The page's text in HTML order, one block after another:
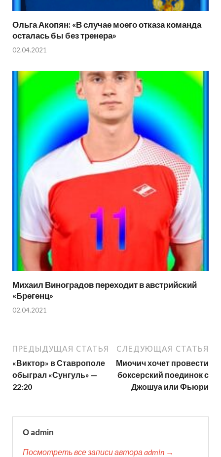
Ольга Акопян: «В случае моего отказа команда
осталась бы без тренера»
02.04.2021
Михаил Виноградов переходит в австрийский
«Брегенц»
02.04.2021
ПРЕДЫДУЩАЯ СТАТЬЯ
«Виктор» в Ставрополе
обыграл «Сунгуль» —
22:20
СЛЕДУЮЩАЯ СТАТЬЯ
Миочич хочет провести
боксерский поединок с
Джошуа или Фьюри
О admin
Посмотреть все записи автора admin →